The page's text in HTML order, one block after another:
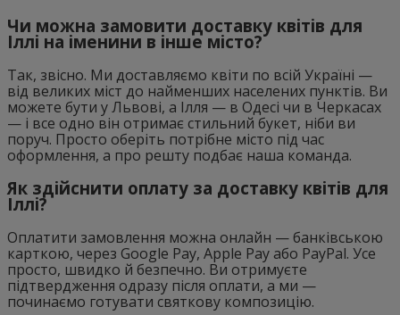
Чи можна замовити доставку квітів для
Іллі на іменини в інше місто?
Так, звісно. Ми доставляємо квіти по всій Україні —
від великих міст до найменших населених пунктів. Ви
можете бути у Львові, а Ілля — в Одесі чи в Черкасах
— і все одно він отримає стильний букет, ніби ви
поруч. Просто оберіть потрібне місто під час
оформлення, а про решту подбає наша команда.
Як здійснити оплату за доставку квітів для
Іллі?
Оплатити замовлення можна онлайн — банківською
карткою, через Google Pay, Apple Pay або PayPal. Усе
просто, швидко й безпечно. Ви отримуєте
підтвердження одразу після оплати, а ми —
починаємо готувати святкову композицію.